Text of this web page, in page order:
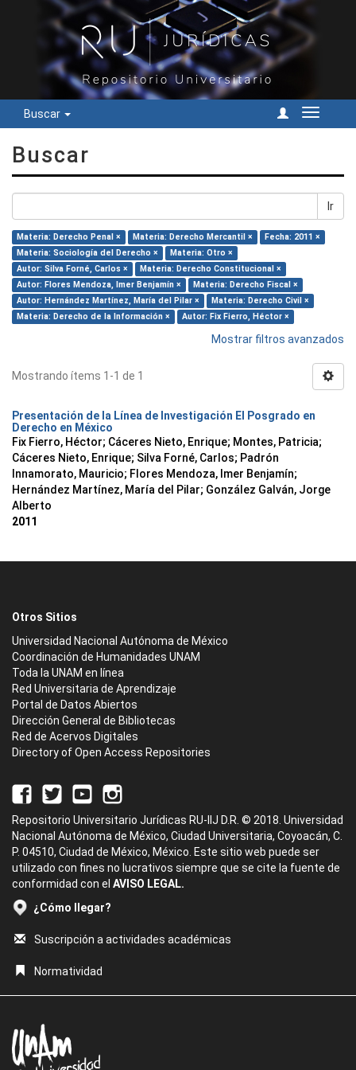
Buscar
Cambiar
Buscar
Ir
Materia: Derecho Penal × Materia: Derecho Mercantil ×
Fecha: 2011 ×
Materia: Sociología del Derecho ×
Materia: Otro ×
Autor: Silva Forné, Carlos ×
Materia: Derecho Constitucional ×
Autor: Flores Mendoza, Imer Benjamín ×
Materia: Derecho Fiscal ×
Autor: Hernández Martínez, María del Pilar ×
Materia: Derecho Civil ×
Materia: Derecho de la Información ×
Autor: Fix Fierro, Héctor ×
Mostrar filtros avanzados
Mostrando ítems 1-1 de 1
Presentación de la Línea de Investigación El Posgrado en
Derecho en México
Fix Fierro, Héctor; Cáceres Nieto, Enrique; Montes, Patricia;
Cáceres Nieto, Enrique; Silva Forné, Carlos; Padrón
Innamorato, Mauricio; Flores Mendoza, Imer Benjamín;
Hernández Martínez, María del Pilar; González Galván, Jorge
Alberto
2011
Otros Sitios
Universidad Nacional Autónoma de México
Coordinación de Humanidades UNAM
Toda la UNAM en línea
Red Universitaria de Aprendizaje
Portal de Datos Abiertos
Dirección General de Bibliotecas
Red de Acervos Digitales
Directory of Open Access Repositories
Repositorio Universitario Jurídicas RU-IIJ D.R. © 2018. Universidad
Nacional Autónoma de México, Ciudad Universitaria, Coyoacán, C.
P. 04510, Ciudad de México, México. Este sitio web puede ser
utilizado con fines no lucrativos siempre que se cite la fuente de
conformidad con el AVISO LEGAL.
¿Cómo llegar?
Suscripción a actividades académicas
Normatividad